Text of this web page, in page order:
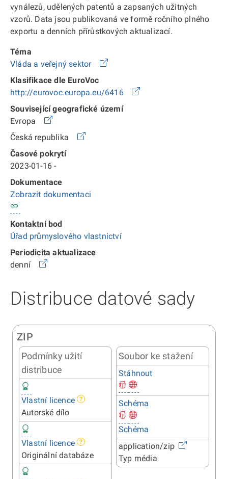
vynálezů, udělených patentů a zapsaných užitných
vzorů. Data jsou publikovaná ve formě ročního plného
exportu a denních přírůstkových aktualizací.
Téma
Vláda a veřejný sektor
Klasifikace dle EuroVoc
http://eurovoc.europa.eu/6416
Související geografické území
Evropa
Česká republika
Časové pokrytí
2023-01-16 -
Dokumentace
Zobrazit dokumentaci
Kontaktní bod
Úřad průmyslového vlastnictví
Periodicita aktualizace
denní
Distribuce datové sady
ZIP
Podmínky užití
distribuce
Vlastní licence
Autorské dílo
Vlastní licence
Originální databáze
Soubor ke stažení
Stáhnout
Schéma
Schéma
application/zip
Typ média